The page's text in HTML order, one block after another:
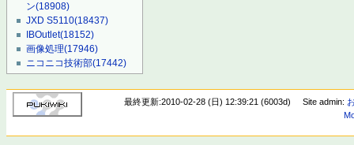
ン(18908)
JXD S5110(18437)
IBOutlet(18152)
画像処理(17946)
ニコニコ技術部(17442)
最終更新:2010-02-28 (日) 12:39:21 (6003d) Site admin: